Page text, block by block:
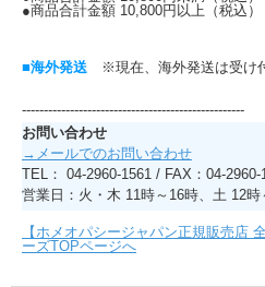
●商品合計金額 10,800円以上（税込
■海外発送 ※現在、海外発送は受け
---------------------------------------------------
お問い合わせ
→メールでのお問い合わせ
TEL： 04-2960-1561 / FAX：04-2960-
営業日：火・木 11時～16時、土 12時
【ホメオパシージャパン正規販売店
ーズTOPページへ